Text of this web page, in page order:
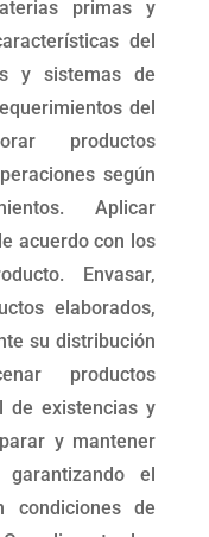
primas y
del
y sistemas de
del
productos
según
Aplicar
acuerdo con los
Envasar,
elaborados,
su distribución
productos
de existencias y
y mantener
el
condiciones de